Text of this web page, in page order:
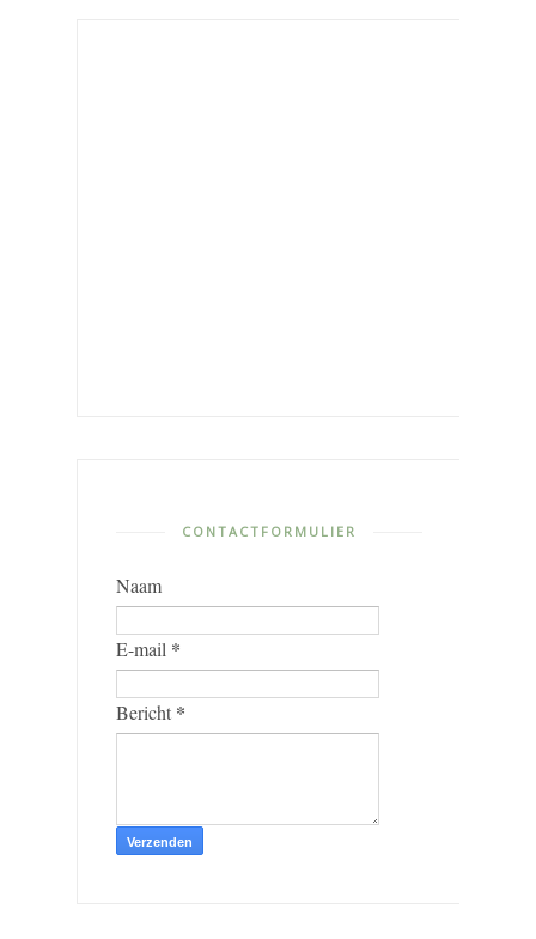
CONTACTFORMULIER
Naam
E-mail *
Bericht *